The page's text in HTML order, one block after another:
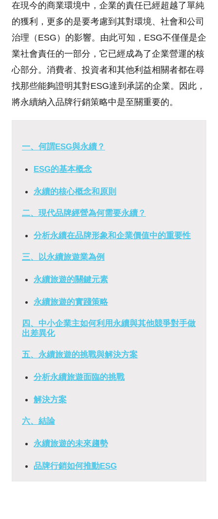
在現今的商業環境中，企業的責任已經超越了單純
的獲利，更多的是要考慮到其對環境、社會和公司
治理（ESG）的影響。由此可知，ESG不僅僅是企
業社會責任的一部分，它已經成為了企業營運的核
心部分。消費者、投資者和其他利益相關者都在尋
找那些能夠證明其對ESG達到承諾的企業。因此，
將永續納入品牌行銷策略中是至關重要的。
一、何謂ESG與永續？
ESG的基本概念
永續的核心概念和原則
二、現代品牌經營為何需要永續？
分析永續在品牌形象和企業價值中的重要性
三、以永續旅遊業為例
永續旅遊的關鍵元素
永續旅遊的實踐策略
四、中小企業主如何利用永續與其他競爭對手做
出差異化
五、永續旅遊的挑戰與解決方案
分析永續旅遊面臨的挑戰
解決方案
六、結論
永續旅遊的未來趨勢
品牌行銷如何推動ESG